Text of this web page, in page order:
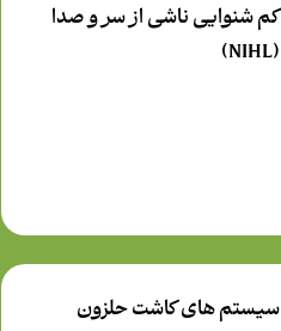
کم شنوایی ناشی از سر و صدا
(NIHL)
سیستم های کاشت حلزون